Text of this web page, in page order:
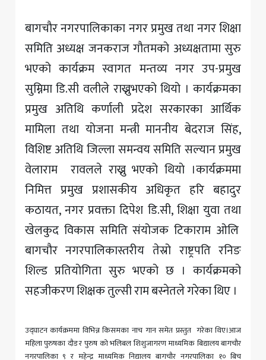
बागचाैर नगरपालिकाका नगर प्रमुख तथा नगर शिक्षा
समिति अध्यक्ष जनकराज गाैतमकाे अध्यक्षतामा सुरु
भएको कार्यक्रम स्वागत मन्तव्य नगर उप-प्रमुख
सुम्निमा डि.सी वलीले राख्नुभएको थियो । कार्यक्रमका
प्रमुख अतिथि कर्णाली प्रदेश सरकारका आर्थिक
मामिला तथा योजना मन्त्री माननीय बेदराज सिंह,
विशिष्ट अतिथि जिल्ला समन्वय समिति सल्यान प्रमुख
वेलाराम रावलले राख्नु भएको थियाे ।कार्यक्रममा
निमित्त प्रमुख प्रशासकीय अधिकृत हरि बहादुर
कठायत, नगर प्रवक्ता दिपेश डि.सी, शिक्षा युवा तथा
खेलकुद विकास समिति संयोजक टिकाराम ओलि
बागचौर नगरपालिकास्तरीय तेस्रो राष्ट्रपति रनिङ
शिल्ड प्रतियोगिता सुरु भएको छ । कार्यक्रमको
सहजीकरण शिक्षक तुल्सी राम बस्नेतले गरेका थिए ।
उद्घाटन कार्यक्रममा विभिन्न किसमका नाच गान समेत प्रस्तुत गरेका थिए।आज
महिला पुरुषका दौड र पुरुष को भलिबल शिशुजागरण माध्यमिक बिद्यालय बागचौर
नगरपालिका ९ र महेन्द्र माध्यमिक निद्यालय बागचौर नगरपालिका १० बिच